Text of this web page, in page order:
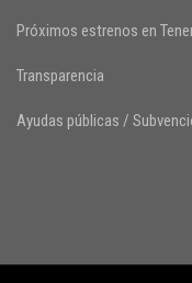
Próximos estrenos en
Transparencia
Ayudas públicas /